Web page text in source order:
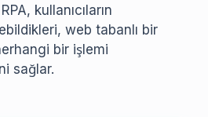
kullanıcıların
web tabanlı bir
bir işlemi
sağlar.